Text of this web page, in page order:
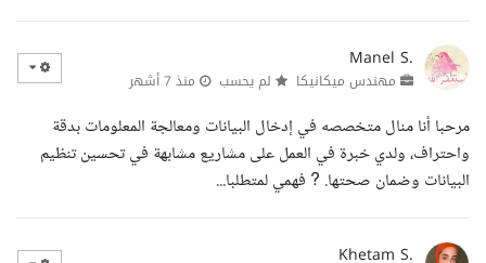
Manel S.
مهندس ميكانيكا لم يحسب منذ 7 أشهر
مرحبا أنا منال متخصصه في إدخال البيانات ومعالجة المعلومات بدقة
واحتراف، ولدي خبرة في العمل على مشاريع مشابهة في تحسين تنظيم
البيانات وضمان صحتها. ? فهمي لمتطلبا...
Khetam S.